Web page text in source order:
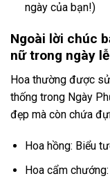
ngày của bạn!)
Ngoài lời chúc
nữ trong ngày
Hoa thường được
thống trong Ngày Ph
đẹp mà còn chứa
Hoa hồng: Biểu
Hoa cẩm